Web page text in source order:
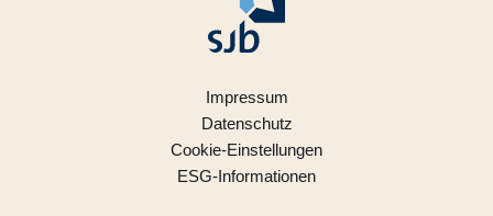
Impressum
Datenschutz
Cookie-Einstellungen
ESG-Informationen